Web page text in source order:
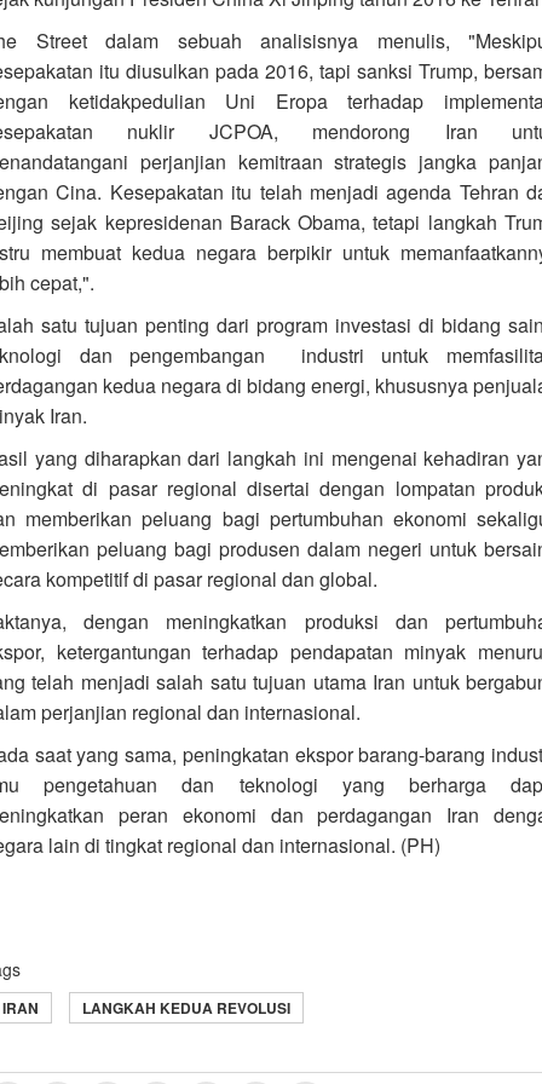
Street dalam sebuah analisisnya menulis,
itu diusulkan pada 2016, tapi sanksi Trump,
ketidakpedulian Uni Eropa terhadap
nuklir JCPOA, mendorong Iran
perjanjian kemitraan strategis jangka
Cina. Kesepakatan itu telah menjadi agenda Tehran
sejak kepresidenan Barack Obama, tetapi langkah
membuat kedua negara berpikir untuk
cepat,".
satu tujuan penting dari program investasi di bidang
dan pengembangan industri untuk
kedua negara di bidang energi, khususnya
Iran.
yang diharapkan dari langkah ini mengenai kehadiran
di pasar regional disertai dengan lompatan
memberikan peluang bagi pertumbuhan ekonomi
peluang bagi produsen dalam negeri untuk
kompetitif di pasar regional dan global.
dengan meningkatkan produksi dan
ketergantungan terhadap pendapatan minyak
telah menjadi salah satu tujuan utama Iran untuk
perjanjian regional dan internasional.
saat yang sama, peningkatan ekspor barang-barang
pengetahuan dan teknologi yang berharga
peran ekonomi dan perdagangan Iran
lain di tingkat regional dan internasional. (PH)
IRAN LANGKAH KEDUA REVOLUSI